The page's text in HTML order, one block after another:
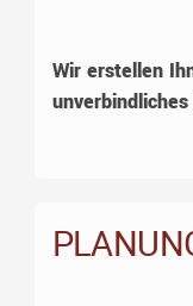
Wir erstellen